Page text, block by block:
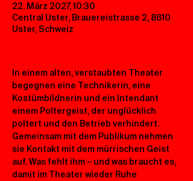
22. März 2027, 10:30
Central Uster, Brauereistrasse 2, 8610
Uster, Schweiz
In einem alten, verstaubten Theater
begegnen eine Technikerin, eine
Kostümbildnerin und ein Intendant
einem Poltergeist, der unglücklich
poltert und den Betrieb verhindert.
Gemeinsam mit dem Publikum nehmen
sie Kontakt mit dem mürrischen Geist
auf. Was fehlt ihm – und was braucht es,
damit im Theater wieder Ruhe